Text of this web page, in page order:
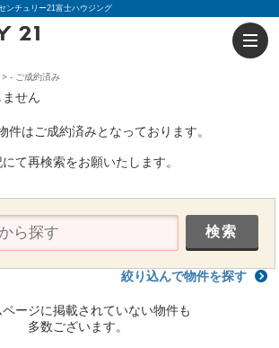
ンチュリー21富士ハウジング
- ご成約済み
せん
件はご成約済みとなっております。
て再検索をお願いたします。
絞り込んで物件を探す
ページに掲載されていない物件も
多数ございます。